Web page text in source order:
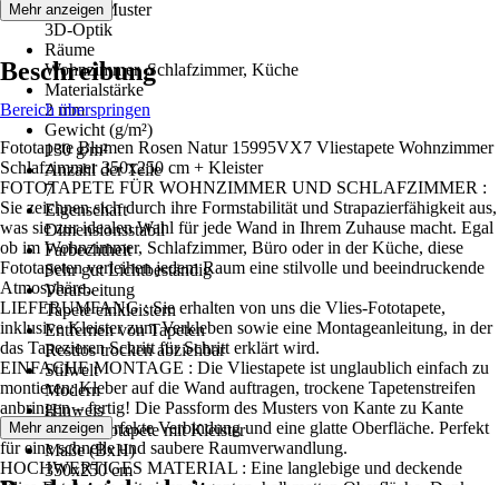
Dekor / Muster
3D-Optik
Räume
Wohnzimmer, Schlafzimmer, Küche
Materialstärke
2 mm
Gewicht (g/m²)
130 g/m²
Anzahl der Teile
7
Eigenschaft
Dimensionsstabil
Farbechtheit
Sehr gut Lichtbeständig
Verarbeitung
Tapete einkleistern
Entfernen von Tapeten
Restlos trocken abziehbar
Stilwelt
Modern
Hinweis
Vlies Fototapete mit Kleister
Maße (BxH)
350x250 cm
Mehr anzeigen
Beschreibung
Bereich überspringen
Fototapete Blumen Rosen Natur 15995VX7 Vliestapete Wohnzimmer
Schlafzimmer 350x250 cm + Kleister
FOTOTAPETE FÜR WOHNZIMMER UND SCHLAFZIMMER :
Sie zeichnen sich durch ihre Formstabilität und Strapazierfähigkeit aus,
was sie zur idealen Wahl für jede Wand in Ihrem Zuhause macht. Egal
ob im Wohnzimmer, Schlafzimmer, Büro oder in der Küche, diese
Fototapeten verleihen jedem Raum eine stilvolle und beeindruckende
Atmosphäre..
LIEFERUMFANG : Sie erhalten von uns die Vlies-Fototapete,
inklusive Kleister zum Verkleben sowie eine Montageanleitung, in der
das Tapezieren Schritt für Schritt erklärt wird.
EINFACHE MONTAGE : Die Vliestapete ist unglaublich einfach zu
montieren: Kleber auf die Wand auftragen, trockene Tapetenstreifen
anbringen – fertig! Die Passform des Musters von Kante zu Kante
sorgt für eine perfekte Verbindung und eine glatte Oberfläche. Perfekt
für eine schnelle und saubere Raumverwandlung.
HOCHWERTIGES MATERIAL : Eine langlebige und deckende
Mehr anzeigen